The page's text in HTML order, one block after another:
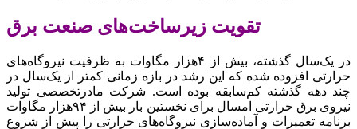
تقویت زیرساخت‌‌‌های صنعت برق
در یک‌سال گذشته، بیش از ۴‌هزار مگاوات به ظرفیت نیروگاه‌‌‌های
حرارتی افزوده شده که این رشد در بازه زمانی کمتر از یک‌سال در
چند دهه گذشته کم‌‌‌سابقه بوده است. شرکت مادرتخصصی تولید
نیروی برق حرارتی امسال برای نخستین بار بیش از ۹۴‌هزار مگاوات
برنامه تعمیرات و آماده‌‌‌سازی نیروگاه‌‌‌های حرارتی را پیش از شروع